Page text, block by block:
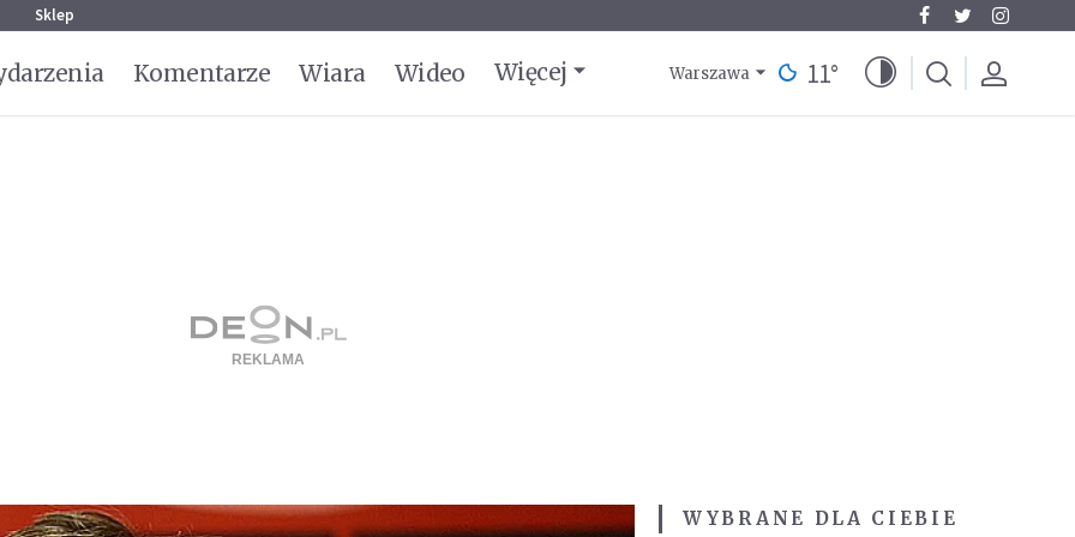
Sklep
Komentarze Wiara Wideo Więcej Warszawa 11°
WYBRANE DLA CIEBIE